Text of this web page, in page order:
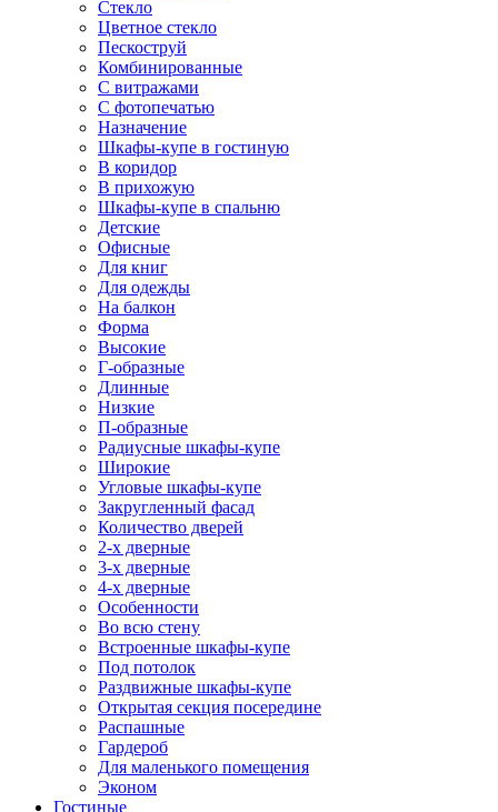
Стекло
Цветное стекло
Пескоструй
Комбинированные
С витражами
С фотопечатью
Назначение
Шкафы-купе в гостиную
В коридор
В прихожую
Шкафы-купе в спальню
Детские
Офисные
Для книг
Для одежды
На балкон
Форма
Высокие
Г-образные
Длинные
Низкие
П-образные
Радиусные шкафы-купе
Широкие
Угловые шкафы-купе
Закругленный фасад
Количество дверей
2-х дверные
3-х дверные
4-х дверные
Особенности
Во всю стену
Встроенные шкафы-купе
Под потолок
Раздвижные шкафы-купе
Открытая секция посередине
Распашные
Гардероб
Для маленького помещения
Эконом
Гостиные